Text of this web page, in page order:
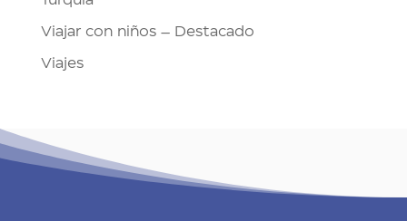
Viajar con niños – Destacado
Viajes